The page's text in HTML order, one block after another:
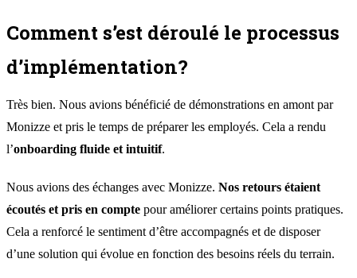
Comment s’est déroulé le processus
d’implémentation?
Très bien. Nous avions bénéficié de démonstrations en amont par
Monizze et pris le temps de préparer les employés. Cela a rendu
l’onboarding fluide et intuitif.
Nous avions des échanges avec Monizze. Nos retours étaient
écoutés et pris en compte pour améliorer certains points pratiques.
Cela a renforcé le sentiment d’être accompagnés et de disposer
d’une solution qui évolue en fonction des besoins réels du terrain.